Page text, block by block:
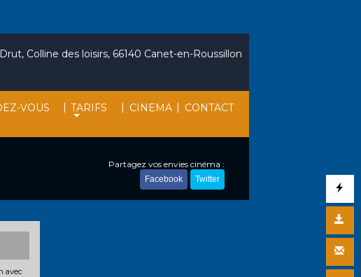
VOUS | TARIFS | CINEMA | CONTACT
Colline des loisirs, 66140 Canet-en-Roussillon
Partagez vos envies cinéma :
Facebook Twitter
avec